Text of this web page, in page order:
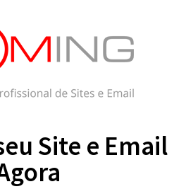
Site e Email